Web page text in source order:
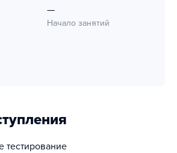
—
Начало занятий
тестирование